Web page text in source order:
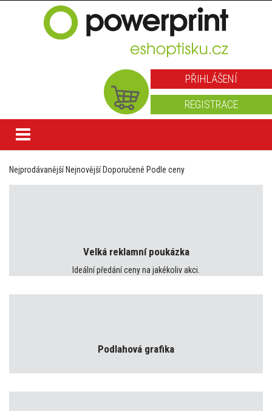
PŘIHLÁŠENÍ
REGISTRACE
Nejprodávanější Nejnovější Doporučené Podle ceny
Velká reklamní poukázka
Ideální předání ceny na jakékoliv akci.
Podlahová grafika